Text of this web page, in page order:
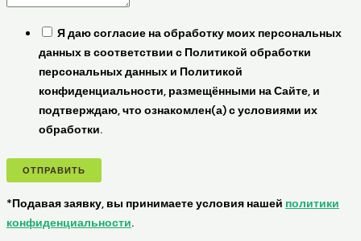
Я даю согласие на обработку моих персональных
данных в соответствии с Политикой обработки
персональных данных и Политикой
конфиденциальности, размещёнными на Сайте, и
подтверждаю, что ознакомлен(а) с условиями их
обработки.
ОТПРАВИТЬ
*Подавая заявку, вы принимаете условия нашей политики
конфиденциальности.